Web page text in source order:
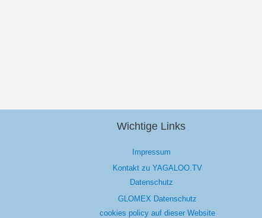
Wichtige Links
Impressum
Kontakt zu YAGALOO.TV
Datenschutz
GLOMEX Datenschutz
cookies policy auf dieser Website